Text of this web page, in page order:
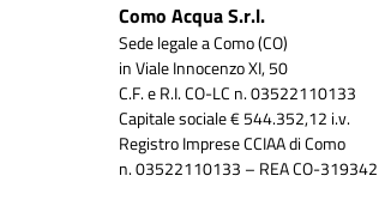
Como Acqua S.r.l.
Sede legale a Como (CO)
in Viale Innocenzo XI, 50
C.F. e R.I. CO-LC n. 03522110133
Capitale sociale € 544.352,12 i.v.
Registro Imprese CCIAA di Como
n. 03522110133 – REA CO-319342